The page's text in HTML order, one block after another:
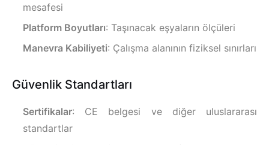
mesafesi
Platform Boyutları: Taşınacak eşyaların ölçüleri
Manevra Kabiliyeti: Çalışma alanının fiziksel sınırları
Güvenlik Standartları
Sertifikalar: CE belgesi ve diğer uluslararası
standartlar